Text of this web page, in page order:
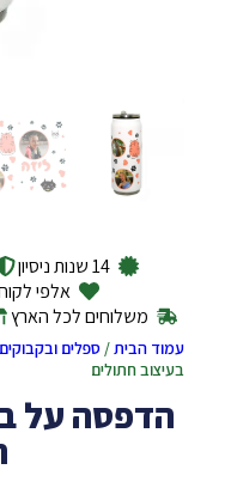
14 שנות ניסיון
אלפי
משלוחים לכל הארץ
עמוד הבית/ספלים ובקבוקים
בעיצוב חתולים
הדפסה על